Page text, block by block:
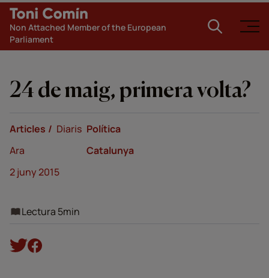
Non Attached Member of the European
Parliament
24 de maig, primera volta?
Articles
Diaris
Ara
2 juny 2015
Política
Catalunya
Lectura 5min